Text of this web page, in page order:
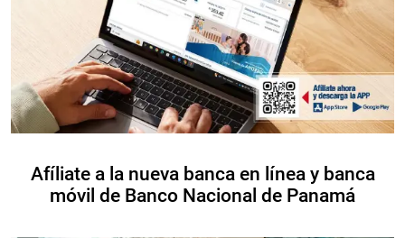
Afíliate a la nueva banca en línea y banca
móvil de Banco Nacional de Panamá